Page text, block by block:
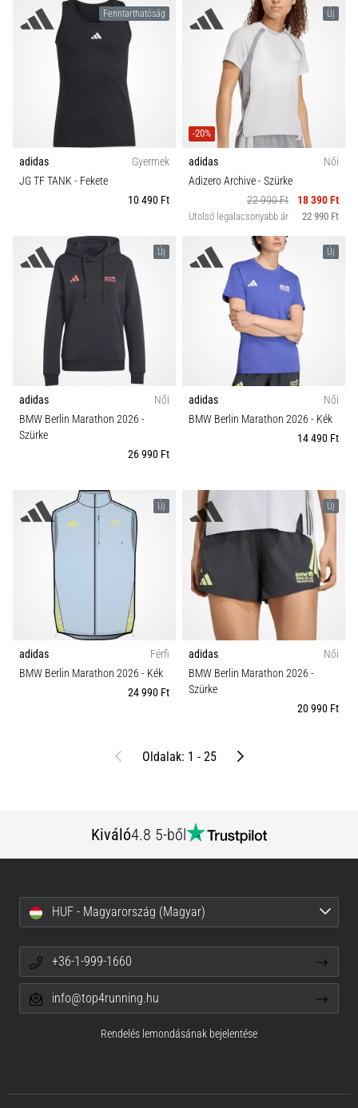
Fenntarthatóság
adidas
Gyermek
JG TF TANK- Fekete
10 490 Ft
Új
-20%
adidas
Női
Adizero Archive- Szürke
22 990 Ft
18 390 Ft
Utolsó legalacsonyabb ár 22 990 Ft
Új
adidas
Női
BMW Berlin Marathon 2026 -
Szürke
26 990 Ft
Új
adidas
Női
BMW Berlin Marathon 2026 - Kék
14 490 Ft
Új
adidas
Férfi
BMW Berlin Marathon 2026 - Kék
24 990 Ft
Új
adidas
Női
BMW Berlin Marathon 2026 -
Szürke
20 990 Ft
Előző Oldalak: 1 - 25 Következő
Kiváló4.8 5-ből
HUF - Magyarország (Magyar)
+36-1-999-1660
info@top4running.hu
Rendelés lemondásának bejelentése